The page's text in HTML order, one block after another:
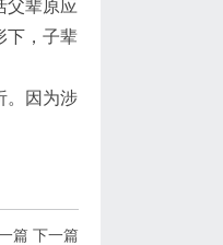
父辈原应
下，子辈
。因为涉
篇 下一篇